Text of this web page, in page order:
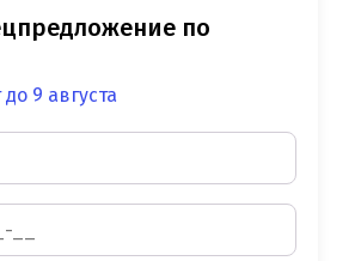
по
9 августа